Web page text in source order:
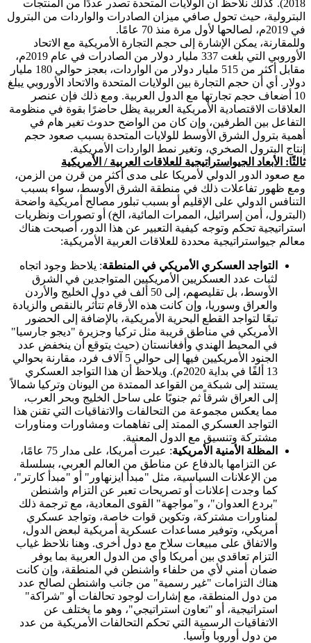
2018). كذلك نلاحظ أن الولايات المتحدة تصدر عددًا من المنتجات
البترولية، حيث تحول صافي ميزان الصادرات والواردات من البترول
في 2019م، لصالحها لأول مرة منذ 70 عامًا.
وللمقارنة، يمكن الإشارة إلى حجم التجارة الأمريكية مع الاتحاد
الأوروبي التي بلغت 337 مليار دولار من الصادرات في عام 2019م،
مقابل أكثر من 515 مليار دولار من الواردات، بعجز حوالي 180 مليار
دولار. أي أن حجم التجارة بين الولايات المتحدة والاتحاد الأوروبي يبلغ
10 أضعاف حجم تجارتها مع الدول العربية. ومع ذلك فإن عنصر
العلاقات الاقتصادية الأمريكية العربية يظل حاضرًا بقوة في منظومة
التفاعل بين الطرفين، وإن كان من الواضح حدوث تغير هام في
أهمية بترول الشرق الأوسط للولايات المتحدة بسبب صعود حجم
إنتاج البترول الصخري، وتغير نمط الواردات الأمريكية.
ثالثًا: الأبعاد الجيواستراتيجية للعلاقات العربية / الأمريكية
مع صعود الدور الدولي لأمريكا على مدى أكثر من قرن من الزمن،
ومع ظهور تفاعلات ذلك في منطقة الشرق الأوسط، سواء بسبب
التنافس الدولي على الإقليم أو بسبب تبلور مصالح أمريكية واضحة
(البترول، أمن إسرائيل، الممرات المائية، الخ) أو تصورات ونظريات
استراتيجية تحكم وتوجه كيفية التعبير عن هذا الدور، أصبحت هناك
معالم جيواستراتيجية محددة للعلاقات العربية الأمريكية:
التواجد العسكري الأمريكي في المنطقة: يلاحظ وجود اتجاه
لثبات عدد العسكريين الأمريكيين المتواجدين في الشرق
الأوسط، بل تقليصهم، إلى 50 ألف في دول الخليج والأردن
والعراق وسوريا، وإن كانت هذه الأرقام تتأثر بالنقص والزيادة
تبعًا لتواجد القطع البحرية الأمريكية، بالإضافة إلى الحضور
الأمريكي في مناطق قريبة مثل تركيا وجزيرة "ديجو جارسيا"
في المحيط الهندي وأفغانستان (حيث يتوقع أن ينخفض عدد
الجنود الأمريكيين فيها إلى حوالي 5 آلاف فرد، مقارنة بحوالي
13 ألفًا في بداية 2020م). ويلاحظ أن هذا التواجد العسكري
يستند إلى شبكة من القواعد الممتدة من اليونان وتركيا شمالاً
إلى العراق شرقاً ثم جنوبًا على ساحل الخليج وبحر العرب،
مما يعكس مجموعة من التحالفات والاتفاقيات التي تقنن هذا
التواجد العسكري الممتد إلى تفاهمات ومشاورات ومناورات
مشتركة وتنسيق مع الدول المعنية.
المظلة الأمنية الأمريكية
: عبرت أمريكا، على مدار 75 عامًا،
عن التزامها بالدفاع عن مناطق من العالم العربي، بسلسلة
من الإعلانات السياسية، مثل "مبدأ ايزنهاور" أو "مبدأ كارتر"،
كما وجدت إعلانات أو تصريحات تعبر عن التزام واشنطن
"بردع العدوان"، و"مواجهة" القوى المعادية، مع ترجمة ذلك
لمناورات مشتركة، وتكوين قوات خاصة، وتواجد عسكري
أمريكي، وتوفير مساعدات عسكرية أمريكية لبعض الدول،
والاتفاق على مبيعات سلاح مع دول أخرى. وهنا نلاحظ غياب
التزام تعاقدي بين أمريكا وأي من الدول العربية بما يوفر
ضمان أمني لأي من حلفاء واشنطن في المنطقة، وإن كانت
هناك التزامات "غير رسمية" من جانب واشنطن لصالح عدد
من دول المنطقة، مع إشارات لوجود تحالفات أو "شراكة"
استراتيجية، أو "تعاون استراتيجي"، وهو ما يختلف عن
الاتفاقيات الرسمية التي تحكم التحالفات الأمريكية من عدد
من دول أوروبا وآسيا.